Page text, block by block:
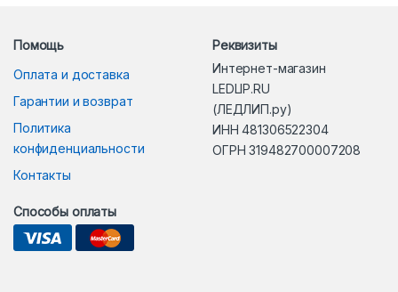
Помощь
Оплата и доставка
Гарантии и возврат
Политика
конфиденциальности
Контакты
Реквизиты
Интернет-магазин
LEDLIP.RU
(ЛЕДЛИП.ру)
ИНН 481306522304
ОГРН 319482700007208
Способы оплаты